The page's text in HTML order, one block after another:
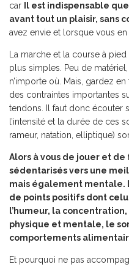
car
Il est indispensable
avant tout un plaisir, sans
avez envie et lorsque vous en
La marche et la course à
plus simples. Peu de
n’importe où. Mais, gardez
des contraintes importantes
tendons. Il faut donc écouter
l’intensité et la durée de ces
rameur, natation, elliptique)
Alors à vous de jouer et
sédentarisés vers une
mais également mentale.
de points positifs dont
l’humeur, la
physique et mentale, le
comportements
Et pourquoi ne pas